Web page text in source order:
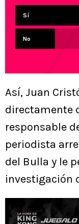
Sí
No
Así, Juan
directamente
responsable
periodista
del Bulla y le
investigación